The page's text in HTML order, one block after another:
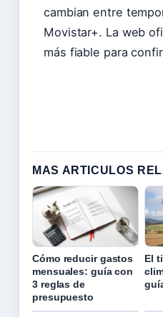
cambian entre
Movistar+. La web
más fiable para
MAS ARTICULOS
Cómo reducir gastos
mensuales: guía con
3 reglas de
presupuesto
El